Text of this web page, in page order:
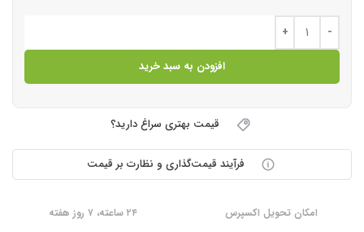
افزودن به سبد خرید
قیمت بهتری سراغ دارید؟
فرآیند قیمت‌گذاری و نظارت بر قیمت
امکان تحویل اکسپرس
۲۴ ساعته، ۷ روز هفته